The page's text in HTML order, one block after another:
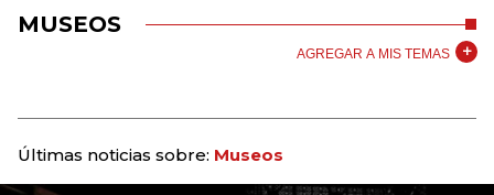
MUSEOS
AGREGAR A MIS TEMAS
Últimas noticias sobre: Museos